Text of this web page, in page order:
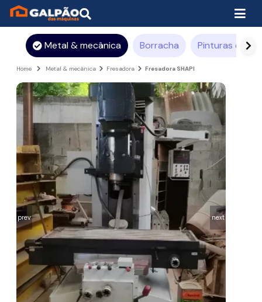
Metal & mecânica Borracha Pinturas e
Home Metal & mecânica Fresadora Fresadora SHAPI
prev next